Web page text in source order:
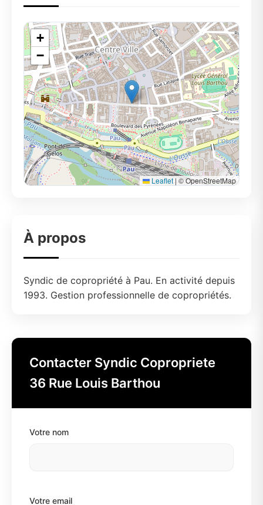
+
−
Leaflet |© OpenStreetMap
À propos
Syndic de copropriété à Pau. En activité depuis
1993. Gestion professionnelle de copropriétés.
Contacter Syndic Copropriete
36 Rue Louis Barthou
Votre nom
Votre email